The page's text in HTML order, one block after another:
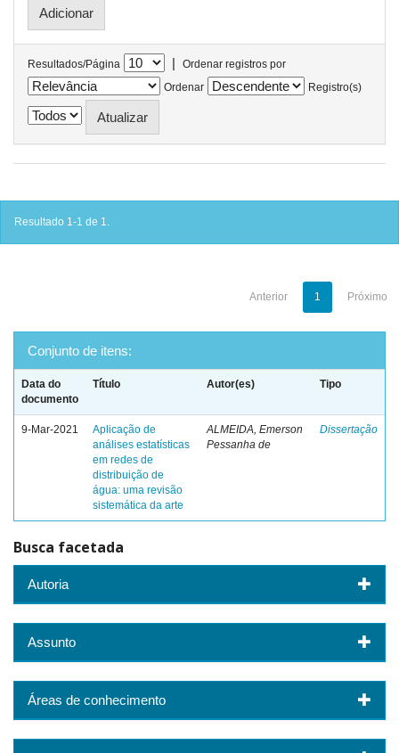
Resultados/Página |
Ordenar registros por
Ordenar
Registro(s)
Resultado 1-1 de 1.
Anterior 1 Próximo
Conjunto de itens:
Data do
documento
Título Autor(es) Tipo
9-Mar-2021
Aplicação de
análises estatísticas
em redes de
distribuição de
água: uma revisão
sistemática da arte
ALMEIDA, Emerson
Pessanha de
Dissertação
Busca facetada
Autoria
Assunto
Áreas de conhecimento